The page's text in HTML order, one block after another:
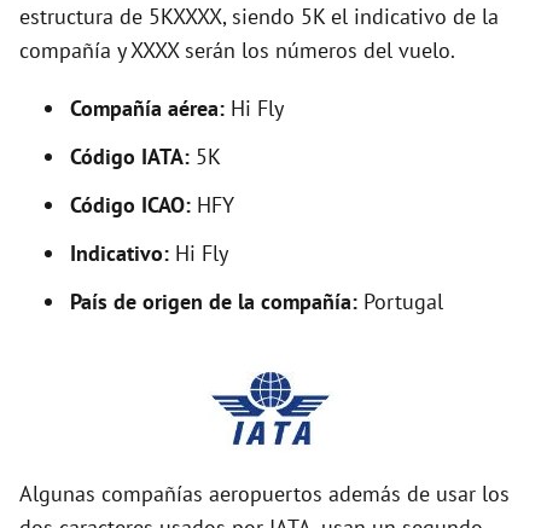
o
estructura de 5KXXXX, siendo 5K el indicativo de la
compañía y XXXX serán los números del vuelo.
Compañía aérea: Hi Fly
Código IATA: 5K
Código ICAO: HFY
Indicativo: Hi Fly
País de origen de la compañía: Portugal
Algunas compañías aeropuertos además de usar los